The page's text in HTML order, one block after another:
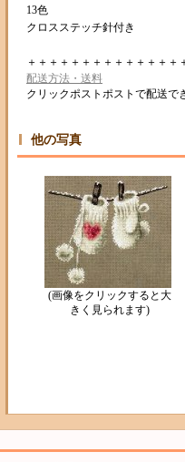
13色
クロスステッチ針付き
＋＋＋＋＋＋＋＋＋＋＋＋＋＋
配送方法・送料
クリックポストポストで配送で
他の写真
(画像をクリックすると大
きく見られます)